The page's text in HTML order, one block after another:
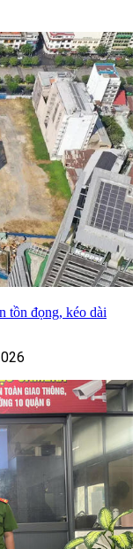
tồn đọng, kéo dài